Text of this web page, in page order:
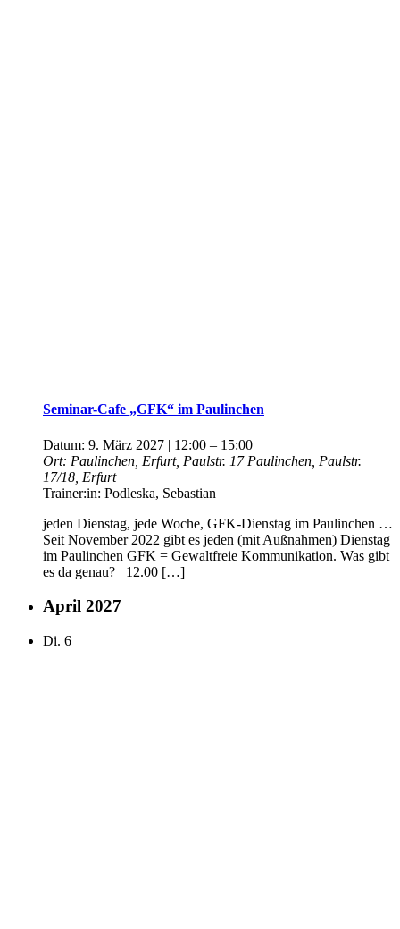
Seminar-Cafe „GFK“ im Paulinchen
Datum: 9. März 2027 | 12:00 – 15:00
Ort: Paulinchen, Erfurt, Paulstr. 17 Paulinchen, Paulstr.
17/18, Erfurt
Trainer:in: Podleska, Sebastian
jeden Dienstag, jede Woche, GFK-Dienstag im Paulinchen …
Seit November 2022 gibt es jeden (mit Außnahmen) Dienstag
im Paulinchen GFK = Gewaltfreie Kommunikation. Was gibt
es da genau? 12.00 […]
April 2027
Di. 6